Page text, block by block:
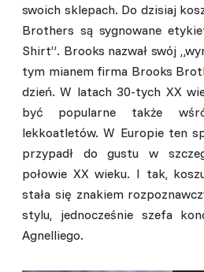
swoich sklepach. Do dzisiaj
Brothers są sygnowane
Shirt”. Brooks nazwał swój
tym mianem firma Brooks
dzień. W latach 30-tych XX
być popularne także
lekkoatletów. W Europie ten
przypadł do gustu w
połowie XX wieku. I tak,
stała się znakiem
stylu, jednocześnie szefa
Agnelliego.